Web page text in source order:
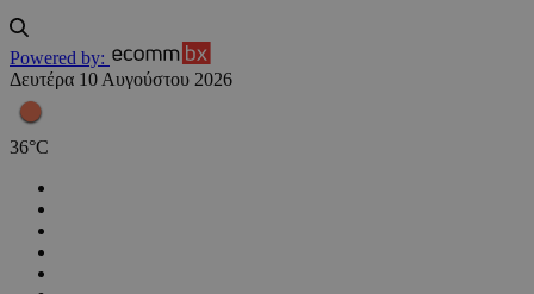
Powered by:
Δευτέρα 10 Αυγούστου 2026
36°C